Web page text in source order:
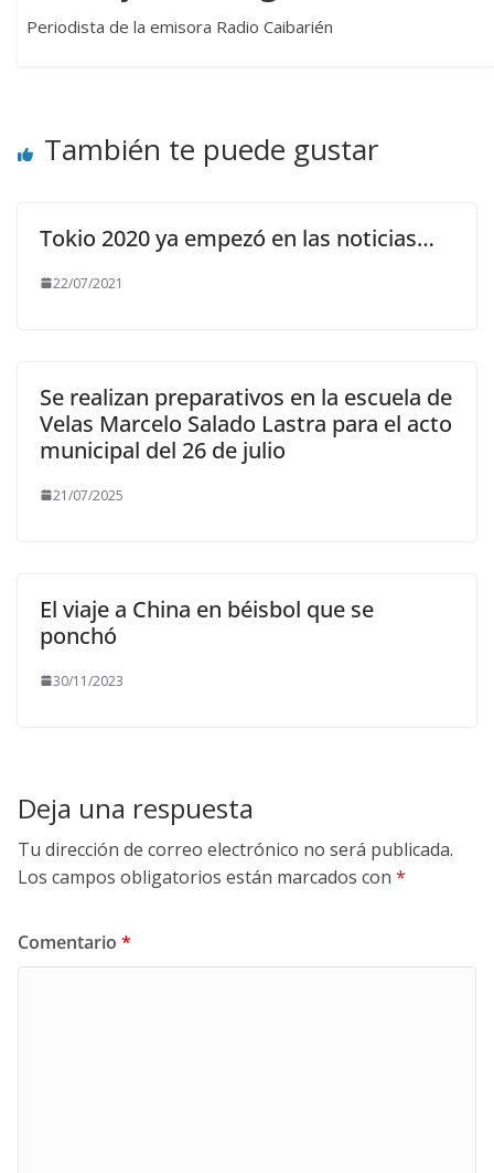
Periodista de la emisora Radio Caibarién
También te puede gustar
Tokio 2020 ya empezó en las noticias…
22/07/2021
Se realizan preparativos en la escuela de
Velas Marcelo Salado Lastra para el acto
municipal del 26 de julio
21/07/2025
El viaje a China en béisbol que se
ponchó
30/11/2023
Deja una respuesta
Tu dirección de correo electrónico no será publicada.
Los campos obligatorios están marcados con *
Comentario *